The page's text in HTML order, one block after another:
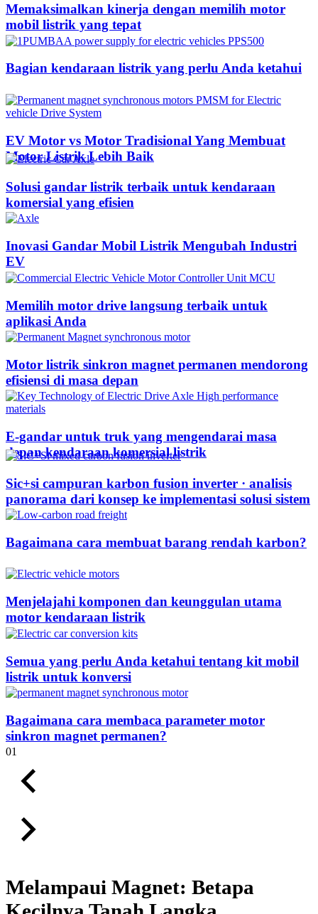
Memaksimalkan kinerja dengan memilih motor
mobil listrik yang tepat
Bagian kendaraan listrik yang perlu Anda ketahui
EV Motor vs Motor Tradisional Yang Membuat
Motor Listrik Lebih Baik
Solusi gandar listrik terbaik untuk kendaraan
komersial yang efisien
Inovasi Gandar Mobil Listrik Mengubah Industri
EV
Memilih motor drive langsung terbaik untuk
aplikasi Anda
Motor listrik sinkron magnet permanen mendorong
efisiensi di masa depan
E-gandar untuk truk yang mengendarai masa
depan kendaraan komersial listrik
Sic+si campuran karbon fusion inverter · analisis
panorama dari konsep ke implementasi solusi sistem
Bagaimana cara membuat barang rendah karbon?
Menjelajahi komponen dan keunggulan utama
motor kendaraan listrik
Semua yang perlu Anda ketahui tentang kit mobil
listrik untuk konversi
Bagaimana cara membaca parameter motor
sinkron magnet permanen?
01
Melampaui Magnet: Betapa